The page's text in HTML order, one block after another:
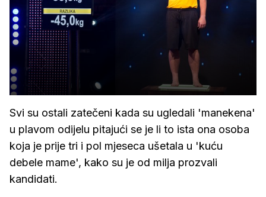
Svi su ostali zatečeni kada su ugledali 'manekena'
u plavom odijelu pitajući se je li to ista ona osoba
koja je prije tri i pol mjeseca ušetala u 'kuću
debele mame', kako su je od milja prozvali
kandidati.